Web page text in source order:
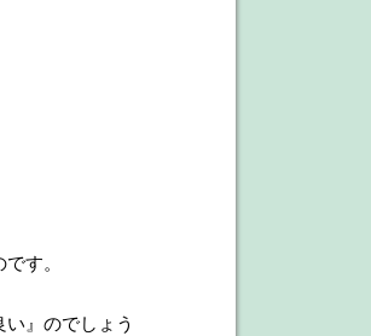
す。
』のでしょう